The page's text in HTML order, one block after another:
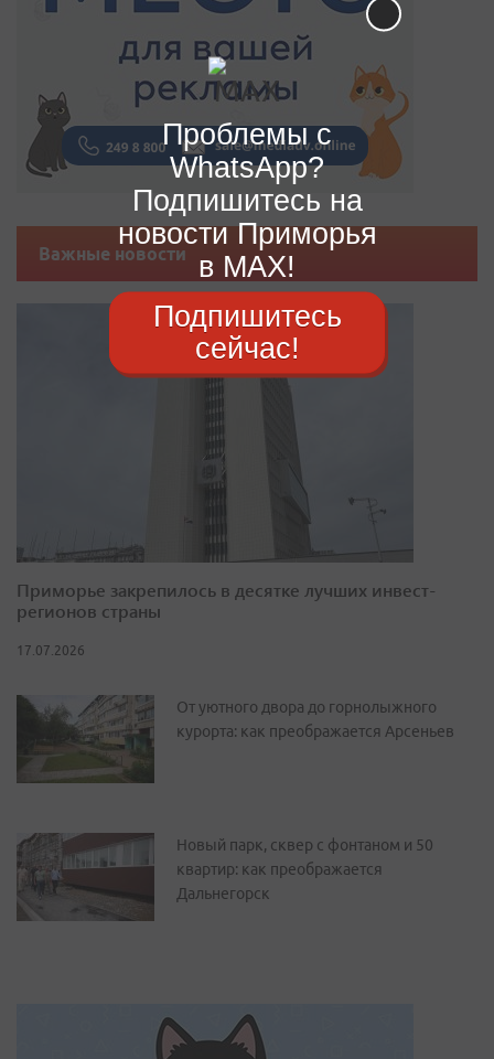
Важные новости
Приморье закрепилось в десятке лучших инвест-
регионов страны
17.07.2026
От уютного двора до горнолыжного
курорта: как преображается Арсеньев
Новый парк, сквер с фонтаном и 50
квартир: как преображается
Дальнегорск
Проблемы с
WhatsApp?
Подпишитесь на
новости Приморья
в MAX!
Подпишитесь
сейчас!